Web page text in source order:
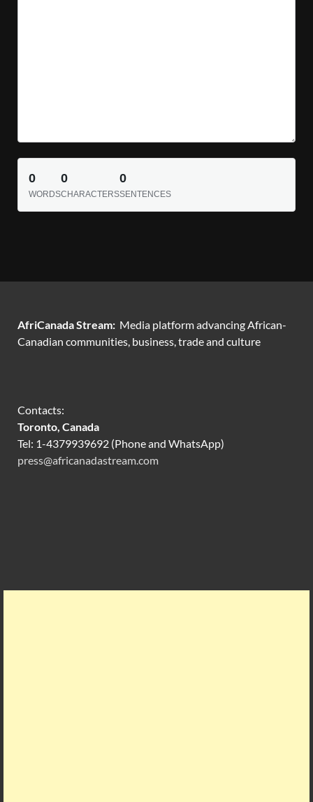
0
WORDS
0
CHARACTERS
0
SENTENCES
AfriCanada Stream: Media platform advancing African-
Canadian communities, business, trade and culture
Contacts:
Toronto, Canada
Tel: 1-4379939692 (Phone and WhatsApp)
press@africanadastream.com